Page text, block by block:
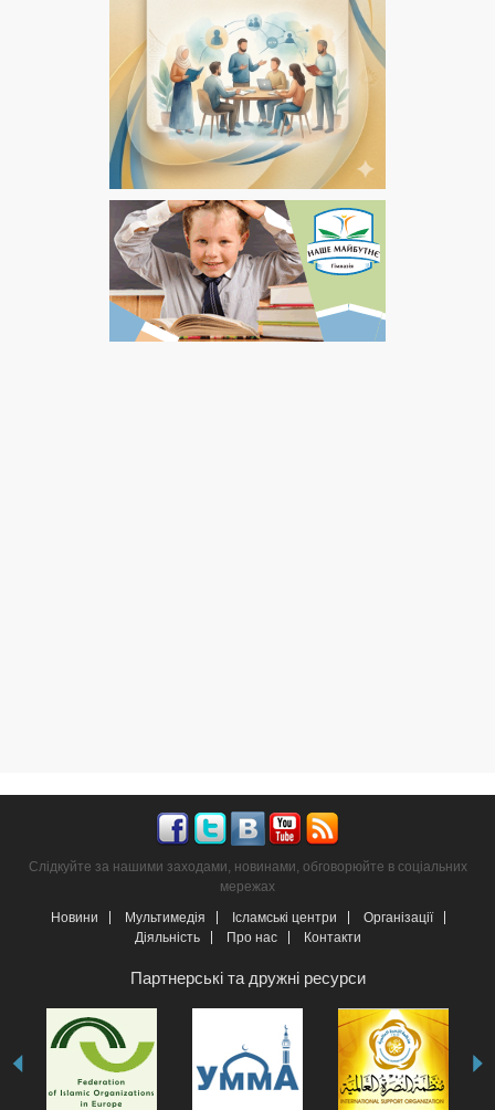
Слідкуйте за нашими заходами, новинами, обговорюйте в соціальних
мережах
Новини
Мультимедія Ісламські центри
Організації
Діяльність
Про нас Контакти
Партнерські та дружні ресурси